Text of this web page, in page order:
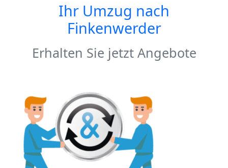
Ihr Umzug nach
Finkenwerder
Erhalten Sie jetzt Angebote